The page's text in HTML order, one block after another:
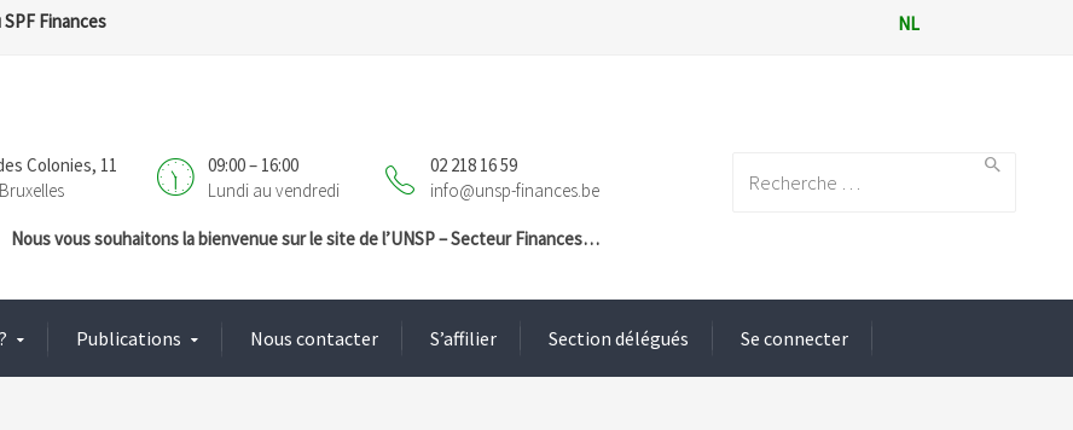
Finances NL
02 218 16 59
info@unsp-finances.be
09:00 – 16:00
Lundi au vendredi
Colonies, 11
Nous vous souhaitons la bienvenue sur le site de l’UNSP – Secteur Finances…
Publications Nous contacter S’affilier Section délégués Se connecter